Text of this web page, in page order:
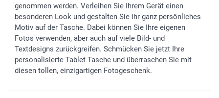
genommen werden. Verleihen Sie Ihrem Gerät einen
besonderen Look und gestalten Sie ihr ganz persönliches
Motiv auf der Tasche. Dabei können Sie Ihre eigenen
Fotos verwenden, aber auch auf viele Bild- und
Textdesigns zurückgreifen. Schmücken Sie jetzt Ihre
personalisierte Tablet Tasche und überraschen Sie mit
diesen tollen, einzigartigen Fotogeschenk.